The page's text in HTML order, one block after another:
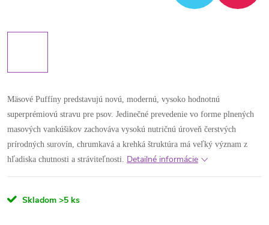
Mäsové Puffíny predstavujú novú, modernú, vysoko hodnotnú
superprémiovú stravu pre psov. Jedinečné prevedenie vo forme plnených
masových vankúšikov zachováva vysokú nutričnú úroveň čerstvých
prírodných surovín, chrumkavá a krehká štruktúra má veľký význam z
hľadiska chutnosti a stráviteľnosti. Detailné informácie
Skladom >5 ks